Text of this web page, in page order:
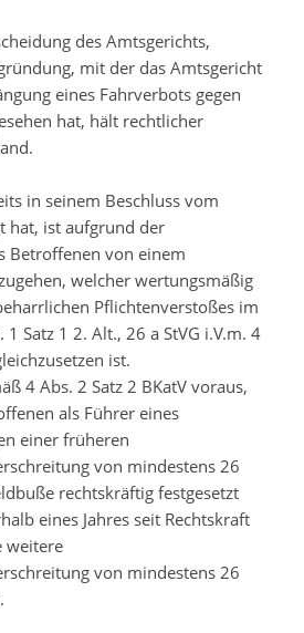
des Amtsgerichts,
mit der das Amtsgericht
eines Fahrverbots gegen
hat, hält rechtlicher
in seinem Beschluss vom
hat, ist aufgrund der
Betroffenen von einem
welcher wertungsmäßig
Pflichtenverstoßes im
Satz 1 2. Alt., 26 a StVG i.V.m. 4
ist.
4 Abs. 2 Satz 2 BKatV voraus,
als Führer eines
einer früheren
von mindestens 26
rechtskräftig festgesetzt
eines Jahres seit Rechtskraft
weitere
von mindestens 26